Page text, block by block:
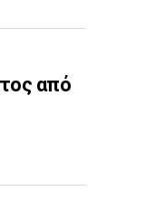
από